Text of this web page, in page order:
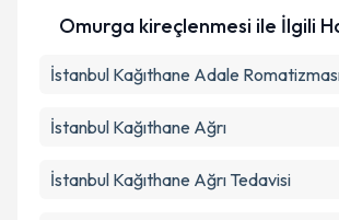
Omurga kireçlenmesi ile İlgili
İstanbul Kağıthane Adale
İstanbul Kağıthane Ağrı
İstanbul Kağıthane Ağrı Tedavisi